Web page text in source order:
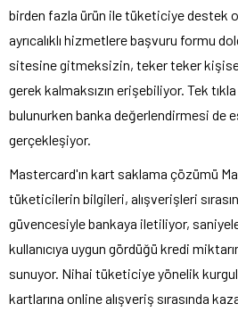
birden fazla ürün ile tüketiciye destek
ayrıcalıklı hizmetlere başvuru formu
sitesine gitmeksizin, teker teker
gerek kalmaksızın erişebiliyor. Tek
bulunurken banka değerlendirmesi de
gerçekleşiyor.
Mastercard'ın kart saklama çözümü
tüketicilerin bilgileri, alışverişleri
güvencesiyle bankaya iletiliyor,
kullanıcıya uygun gördüğü kredi
sunuyor. Nihai tüketiciye yönelik
kartlarına online alışveriş sırasında